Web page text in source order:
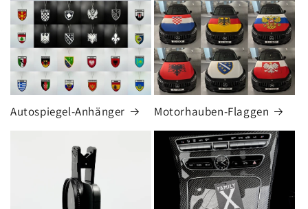
Autospiegel-Anhänger Motorhauben-Flaggen